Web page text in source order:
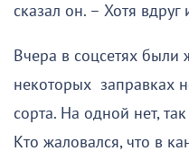
сказал он. – Хотя
Вчера в соцсетях были
некоторых заправках
сорта. На одной нет,
Кто жаловался, что в